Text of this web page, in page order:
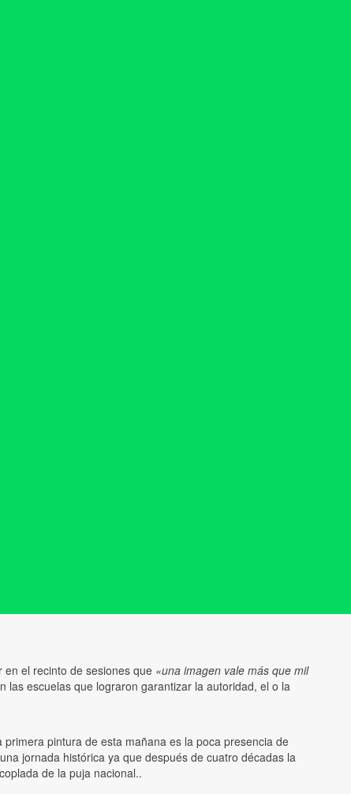
el recinto de sesiones que «una imagen vale más que mil
las escuelas que lograron garantizar la autoridad, el o la
pintura de esta mañana es la poca presencia de
jornada histórica ya que después de cuatro décadas la
de la puja nacional..